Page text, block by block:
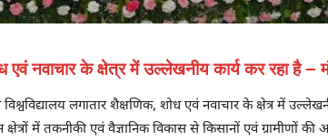
एवं नवाचार के क्षेत्र में उल्लेखनीय कार्य कर रहा है –
लगातार शैक्षणिक, शोध एवं नवाचार के क्षेत्र में
में तकनीकी एवं वैज्ञानिक विकास से किसानों एवं ग्रामीणों